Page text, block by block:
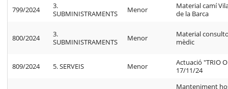
799/2024
3.
SUBMINISTRAMENTS
Menor
Material camí
de la Barca
800/2024
3.
SUBMINISTRAMENTS
Menor
Material
mèdic
809/2024 5. SERVEIS Menor
Actuació "TRIO
17/11/24
Manteniment